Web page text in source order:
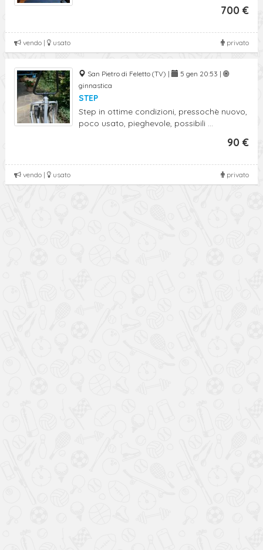
700 €
privato
vendo | usato
San Pietro di Feletto (TV) |
5 gen 20:53 |
ginnastica
STEP
Step in ottime condizioni, pressochè nuovo,
poco usato, pieghevole, possibili ...
90 €
privato
vendo | usato